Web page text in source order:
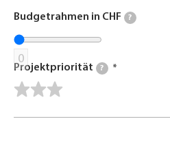
Budgetrahmen in CHF ?
0
Projektpriorität ?